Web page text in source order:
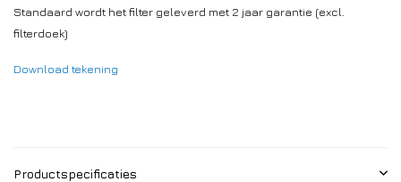
Standaard wordt het filter geleverd met 2 jaar garantie (excl.
filterdoek)
Download tekening
Productspecificaties